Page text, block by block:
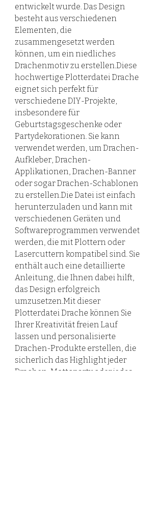
entwickelt wurde. Das Design
besteht aus verschiedenen
Elementen, die
zusammengesetzt werden
können, um ein niedliches
Drachenmotiv zu erstellen.Diese
hochwertige Plotterdatei Drache
eignet sich perfekt für
verschiedene DIY-Projekte,
insbesondere für
Geburtstagsgeschenke oder
Partydekorationen. Sie kann
verwendet werden, um Drachen-
Aufkleber, Drachen-
Applikationen, Drachen-Banner
oder sogar Drachen-Schablonen
zu erstellen.Die Datei ist einfach
herunterzuladen und kann mit
verschiedenen Geräten und
Softwareprogrammen verwendet
werden, die mit Plottern oder
Lasercuttern kompatibel sind. Sie
enthält auch eine detaillierte
Anleitung, die Ihnen dabei hilft,
das Design erfolgreich
umzusetzen.Mit dieser
Plotterdatei Drache können Sie
Ihrer Kreativität freien Lauf
lassen und personalisierte
Drachen-Produkte erstellen, die
sicherlich das Highlight jeder
Drachen-Mottoparty oder jedes